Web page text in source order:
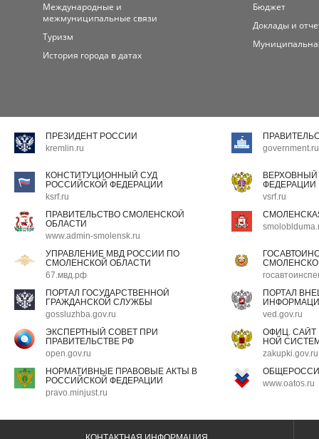
Международные и
межмуниципальные связи
Туризм
История города в датах
Бюджет
Доклады и
ПРЕЗИДЕНТ РОССИИ
kremlin.ru
government.ru
КОНСТИТУЦИОННЫЙ СУД
РОССИЙСКОЙ ФЕДЕРАЦИИ
ksrf.ru
ФЕДЕРАЦИИ
vsrf.ru
ПРАВИТЕЛЬСТВО СМОЛЕНСКОЙ
ОБЛАСТИ
www.admin-smolensk.ru
УПРАВЛЕНИЕ МВД РОССИИ ПО
СМОЛЕНСКОЙ ОБЛАСТИ
67.мвд.рф
ПОРТАЛ ГОСУДАРСТВЕННОЙ
ГРАЖДАНСКОЙ СЛУЖБЫ
gossluzhba.gov.ru
ПОРТАЛ
ved.gov.ru
ЭКСПЕРТНЫЙ СОВЕТ ПРИ
ПРАВИТЕЛЬСТВЕ РФ
open.gov.ru
ОФИЦ.
НОЙ
zakupki.gov.ru
НОРМАТИВНЫЕ ПРАВОВЫЕ АКТЫ В
РОССИЙСКОЙ ФЕДЕРАЦИИ
pravo.minjust.ru
www.oatos.ru